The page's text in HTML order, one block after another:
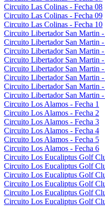
Circuito Las Colinas - Fecha 08
Circuito Las Colinas - Fecha 09
Circuito Las Colinas - Fecha 10
Circuito Libertador San Martin -
Circuito Libertador San Martin -
Circuito Libertador San Martin -
Circuito Libertador San Martin -
Circuito Libertador San Martin -
Circuito Libertador San Martin -
Circuito Libertador San Martin -
Circuito Libertador San Martin -
Circuito Los Alamos - Fecha 1
Circuito Los Alamos - Fecha 2
Circuito Los Alamos - Fecha 3
Circuito Los Alamos - Fecha 4
Circuito Los Alamos - Fecha 5
Circuito Los Alamos - Fecha 6
Circuito Los Eucaliptus Golf
Circuito Los Eucaliptus Golf
Circuito Los Eucaliptus Golf
Circuito Los Eucaliptus Golf
Circuito Los Eucaliptus Golf
Circuito Los Eucaliptus Golf